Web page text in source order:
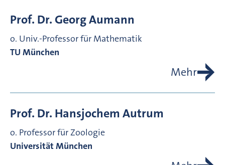
Prof. Dr.GeorgAumann
o. Univ.-Professor für Mathematik
TU München
Mehr
Prof. Dr. HansjochemAutrum
o. Professor für Zoologie
Universität München